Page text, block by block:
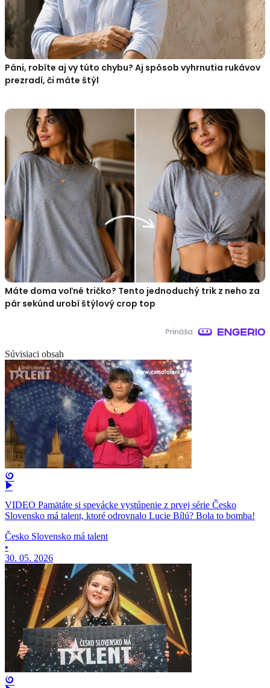
Páni, robíte aj vy túto chybu? Aj spôsob vyhrnutia rukávov
prezradí, či máte štýl
Máte doma voľné tričko? Tento jednoduchý trik z neho za
pár sekúnd urobí štýlový crop top
Súvisiaci obsah
VIDEO Pamätáte si spevácke vystúpenie z prvej série Česko
Slovensko má talent, ktoré odrovnalo Lucie Bílú? Bola to bomba!
Česko Slovensko má talent
•
30. 05. 2026